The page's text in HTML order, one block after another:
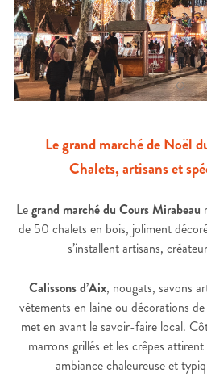
Le grand marché de Noël
Chalets, artisans et
Legrand marché du Cours Mirabeau
de 50 chalets en bois, joliment
s’installent artisans,
Calissons d’Aix, nougats, savons
vêtements en laine ou décorations
met en avant le savoir-faire local.
marrons grillés et les crêpes
ambiance chaleureuse et